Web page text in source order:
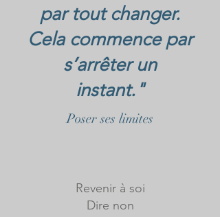
par tout changer.
Cela commence par
s’arrêter un
instant."
Poser ses limites
Revenir à soi
Dire non